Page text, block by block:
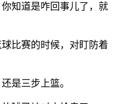
知道是咋回事儿了，就
比赛的时候，对盯防着
是三步上篮。